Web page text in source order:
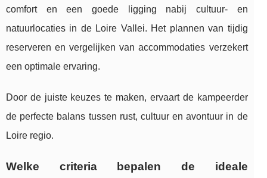
comfort en een goede ligging nabij cultuur- en
natuurlocaties in de Loire Vallei. Het plannen van tijdig
reserveren en vergelijken van accommodaties verzekert
een optimale ervaring.
Door de juiste keuzes te maken, ervaart de kampeerder
de perfecte balans tussen rust, cultuur en avontuur in de
Loire regio.
Welke criteria bepalen de ideale